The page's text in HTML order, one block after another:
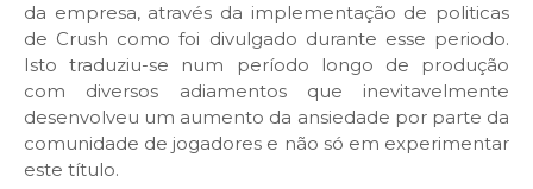
da empresa, através da implementação de politicas
de Crush como foi divulgado durante esse periodo.
Isto traduziu-se num período longo de produção
com diversos adiamentos que inevitavelmente
desenvolveu um aumento da ansiedade por parte da
comunidade de jogadores e não só em experimentar
este título.